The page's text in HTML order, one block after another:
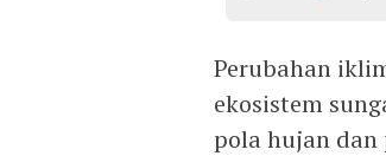
Perubahan
ekosistem
pola hujan dan